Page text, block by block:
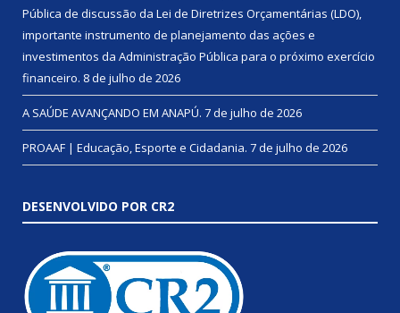
Pública de discussão da Lei de Diretrizes Orçamentárias (LDO),
importante instrumento de planejamento das ações e
investimentos da Administração Pública para o próximo exercício
financeiro. 8 de julho de 2026
A SAÚDE AVANÇANDO EM ANAPÚ. 7 de julho de 2026
PROAAF | Educação, Esporte e Cidadania. 7 de julho de 2026
DESENVOLVIDO POR CR2